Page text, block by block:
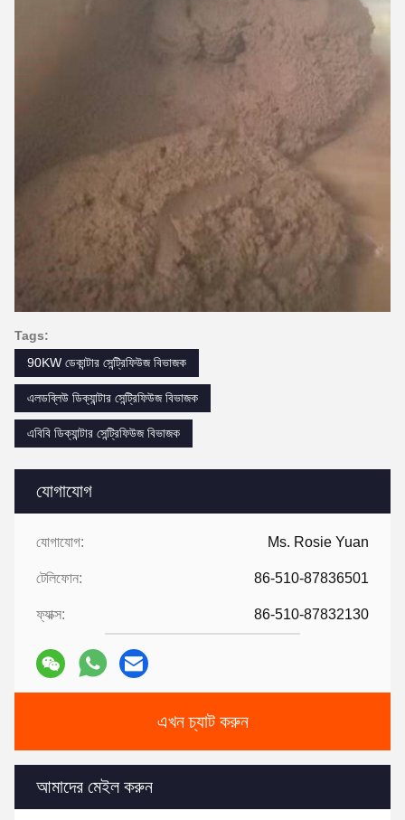
যোগাযোগ
যোগাযোগ: Ms. Rosie Yuan
টেলিফোন: 86-510-87836501
ফ্যাক্স: 86-510-87832130
এখন চ্যাট করুন
আমাদের মেইল ​​করুন
Tags:
90KW ডেকান্টার সেন্ট্রিফিউজ বিভাজক
এলডব্লিউ ডিক্যান্টার সেন্ট্রিফিউজ বিভাজক
এবিবি ডিক্যান্টার সেন্ট্রিফিউজ বিভাজক